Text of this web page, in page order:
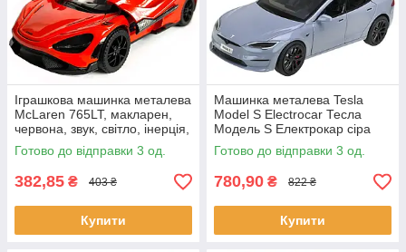
Іграшкова машинка металева
McLaren 765LT, макларен,
червона, звук, світло, інерція,
откр двері, капот,
Автоексперт, 1:32,14*8*4см
Готово до відправки 3 од.
382,85 ₴ 403 ₴
Купити
Машинка металева Tesla
Model S Electrocar Тесла
Модель S Електрокар сіра
1:24 зарядна станція звук
світло відч двері капот
Готово до відправки 3 од.
780,90 ₴ 822 ₴
Купити